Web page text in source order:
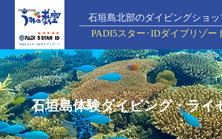
石垣島北部のダイビングショッ
PADI5スター･IDダイブリゾー
石垣島体験ダイビング・ライ